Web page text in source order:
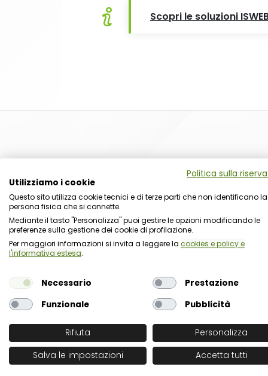
Scopri le soluzioni
Politica sulla
Utilizziamo i cookie
Questo sito utilizza cookie tecnici e di terze parti che non identificano la
persona fisica che si connette.
Mediante il tasto "Personalizza" puoi gestire le opzioni modificando le
preferenze sulla gestione dei cookie di profilazione.
Per maggiori informazioni si invita a leggere la cookies e policy e
l'informativa estesa.
Necessario
Prestazione
Funzionale
Pubblicità
Rifiuta
Personalizza
Salva le impostazioni
Accetta tutti